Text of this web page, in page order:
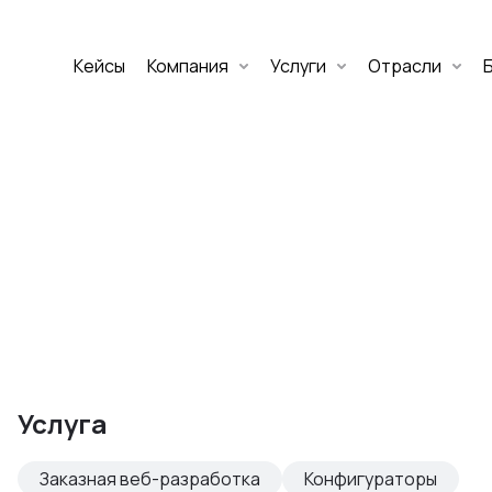
Кейсы Компания Услуги Отрасли
Услуга
Заказная веб-разработка
Конфигураторы